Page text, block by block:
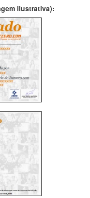
ilustrativa):